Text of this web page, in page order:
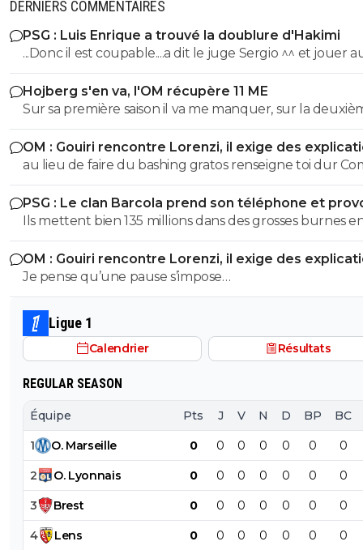
DERNIERS COMMENTAIRES
PSG : Luis Enrique a trouvé la doublure d'Hakimi
...Donc il est coupable....a dit le juge Sergio ^^ et jouer
n'arrange pas son cas on sait :)
Hojberg s'en va, l'OM récupère 11 ME
Sur sa première saison il va me manquer, sur la
très peu !
OM : Gouiri rencontre Lorenzi, il exige des
au lieu de faire du bashing gratos renseigne toi dur
c'est le nouveau riche oralien ils vont nouer la cL etc
progresse chaque saison
PSG : Le clan Barcola prend son téléphone et
un séisme
Ils mettent bien 135 millions dans des grosses burnes
donc pourquoi le PSG devrait pas faire pareil ?
OM : Gouiri rencontre Lorenzi, il exige des
Je pense qu’une pause s’impose…
Ligue 1
Calendrier Résultats
REGULAR SEASON
Équipe Pts J V N D BP BC
1 O. Marseille 0 0 0 0 0 0 0
2 O. Lyonnais 0 0 0 0 0 0 0
3 Brest 0 0 0 0 0 0 0
4 Lens 0 0 0 0 0 0 0